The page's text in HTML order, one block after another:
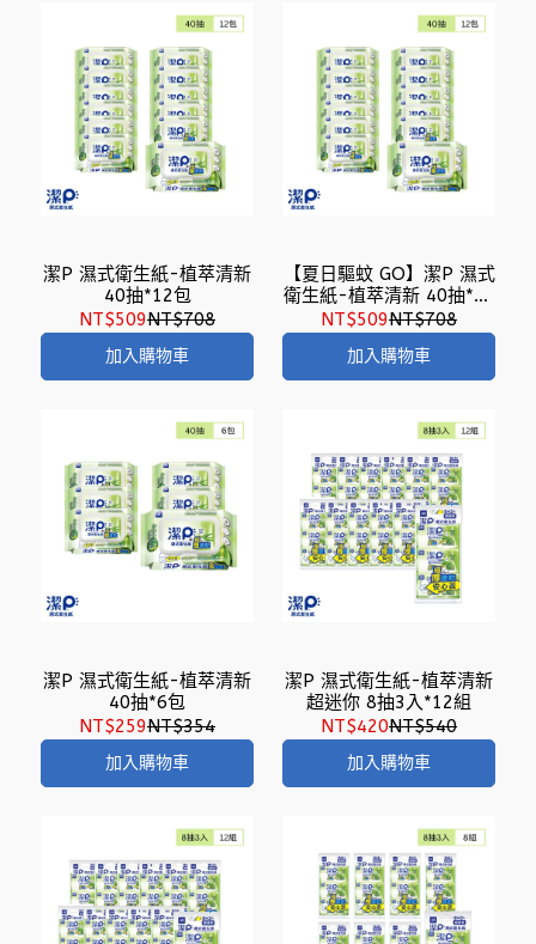
潔P 濕式衛生紙-植萃清新
40抽*12包
NT$509NT$708
加入購物車
【夏日驅蚊 GO】潔P 濕式
衛生紙-植萃清新 40抽*12
包
NT$509NT$708
加入購物車
潔P 濕式衛生紙-植萃清新
40抽*6包
NT$259NT$354
加入購物車
潔P 濕式衛生紙-植萃清新
超迷你 8抽3入*12組
NT$420NT$540
加入購物車